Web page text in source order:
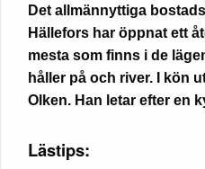
Det allmännyttiga
Hällefors har öppnat ett
mesta som finns i de
håller på och river. I kön
Olken. Han letar efter en
Lästips: